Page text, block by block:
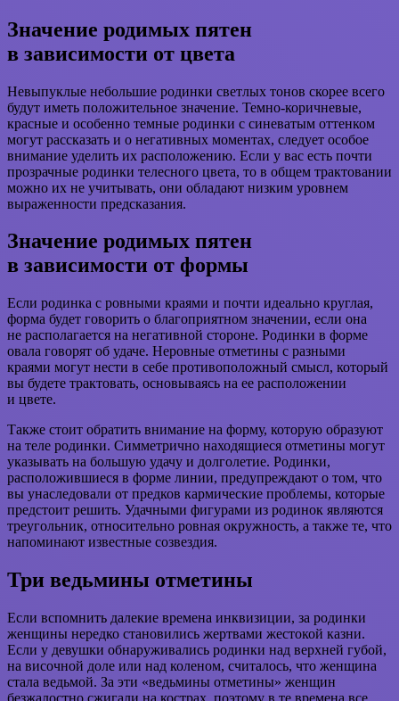
Значение родимых пятен
в зависимости от цвета
Невыпуклые небольшие родинки светлых тонов скорее всего
будут иметь положительное значение. Темно-коричневые,
красные и особенно темные родинки с синеватым оттенком
могут рассказать и о негативных моментах, следует особое
внимание уделить их расположению. Если у вас есть почти
прозрачные родинки телесного цвета, то в общем трактовании
можно их не учитывать, они обладают низким уровнем
выраженности предсказания.
Значение родимых пятен
в зависимости от формы
Если родинка с ровными краями и почти идеально круглая,
форма будет говорить о благоприятном значении, если она
не располагается на негативной стороне. Родинки в форме
овала говорят об удаче. Неровные отметины с разными
краями могут нести в себе противоположный смысл, который
вы будете трактовать, основываясь на ее расположении
и цвете.
Также стоит обратить внимание на форму, которую образуют
на теле родинки. Симметрично находящиеся отметины могут
указывать на большую удачу и долголетие. Родинки,
расположившиеся в форме линии, предупреждают о том, что
вы унаследовали от предков кармические проблемы, которые
предстоит решить. Удачными фигурами из родинок являются
треугольник, относительно ровная окружность, а также те, что
напоминают известные созвездия.
Три ведьмины отметины
Если вспомнить далекие времена инквизиции, за родинки
женщины нередко становились жертвами жестокой казни.
Если у девушки обнаруживались родинки над верхней губой,
на височной доле или над коленом, считалось, что женщина
стала ведьмой. За эти «ведьмины отметины» женщин